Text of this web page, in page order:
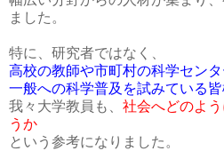
ました。
特に、研究者ではなく、
高校の教師や市町村の科学センタ
一般への科学普及を試みている
我々大学教員も、 社会へどのよ
うか
という参考になりました。